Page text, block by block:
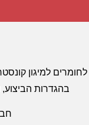
למיגון
בהגדרות